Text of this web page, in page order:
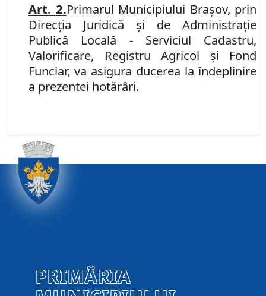
Art. 2.Primarul Municipiului Brașov, prin
Direcția Juridică și de Administrație
Publică Locală - Serviciul Cadastru,
Valorificare, Registru Agricol și Fond
Funciar, va asigura ducerea laîndeplinire
a prezentei hotărâri.
PRIMĂRIA